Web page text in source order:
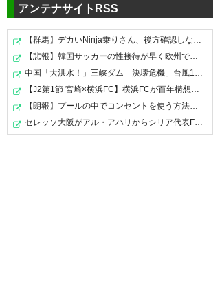
おー、中山雄太、海外行くか。
がんばれ！
— 大里 宰久 (tadahisaosato)
2019, 1月 14
中山雄太、オランダか。PECズ
ヴォレって聞いたことなかっ
た。一部やねんなあ。
— ともやん (tomo_os)2019, 1
レイソルの若手ばんばん海外移
籍するね…
— やよ♪♪♪ (sayanacy)2019, 1
月 15
アンテナサイトRSS
【群馬】デカいNinja乗りさん、後方確認しない軽四に当て…
【悲報】韓国サッカーの性接待が早く欧州で炎上して欲し…
中国「大洪水！」三峡ダム「決壊危機」台風13号「三峡直…
【J2第1節 宮崎×横浜FC】横浜FCが百年構想リーグ3位の宮…
【朗報】プールの中でコンセントを使う方法、発見される…
セレッソ大阪がアル・アハリからシリア代表FWパブロ・サ…